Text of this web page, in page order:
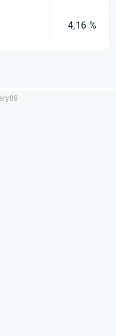
4,16 %